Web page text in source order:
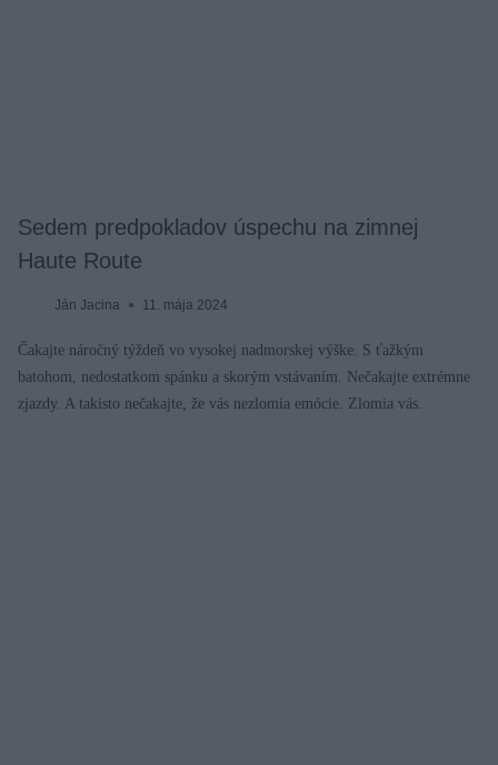
Sedem predpokladov úspechu na zimnej
Haute Route
Ján Jacina 11. mája 2024
Čakajte náročný týždeň vo vysokej nadmorskej výške. S ťažkým
batohom, nedostatkom spánku a skorým vstávaním. Nečakajte extrémne
zjazdy. A takisto nečakajte, že vás nezlomia emócie. Zlomia vás.